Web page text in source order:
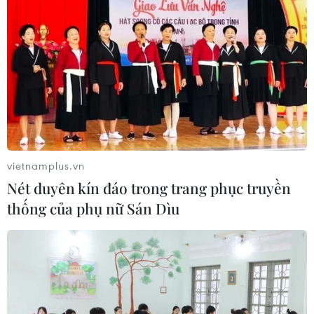
Đà Nẵng hoàn thành tháo gỡ gần
2.000 dự án tồn đọng, khơi thông
nguồn lực đất đai
21/07/2026 12:06
Lấy ý kiến dự án Luật Đất đai (sửa
đổi) để báo cáo Thủ tướng Chính phủ
21/07/2026 06:47
Xem thêm
vietnamplus.vn
Nét duyên kín đáo trong trang phục truyền
thống của phụ nữ Sán Dìu